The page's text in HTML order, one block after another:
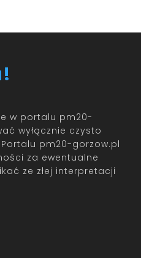
w portalu pm20-
wyłącznie czysto
pm20-gorzow.pl
za ewentualne
ze złej interpretacji